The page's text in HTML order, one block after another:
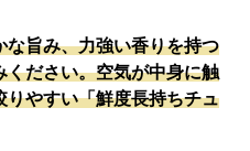
旨み、力強い香りを持つ
ださい。空気が中身に触
やすい「鮮度長持ちチュ